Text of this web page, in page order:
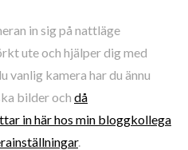
in sig på nattläge
ute och hjälper dig med
vanlig kamera har du ännu
bilder och då
in här hos min bloggkollega
.